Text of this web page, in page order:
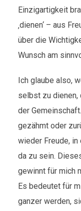
Einzigartigkeit
‚dienen‘ – aus
über die
Wunsch am
Ich glaube also,
selbst zu dienen,
der
gezähmt oder
wieder Freude, in
da zu sein.
gewinnt für mich
Es bedeutet für
ganzer werden,